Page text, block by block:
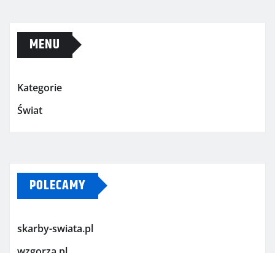
MENU
Kategorie
Świat
POLECAMY
skarby-swiata.pl